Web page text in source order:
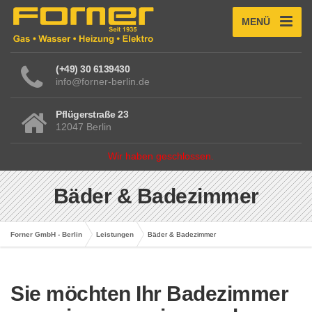
MENÜ
(+49) 30 6139430
info@forner-berlin.de
Pflügerstraße 23
12047 Berlin
Wir haben geschlossen.
Bäder & Badezimmer
Forner GmbH - Berlin Leistungen Bäder & Badezimmer
Sie möchten Ihr Badezimmer